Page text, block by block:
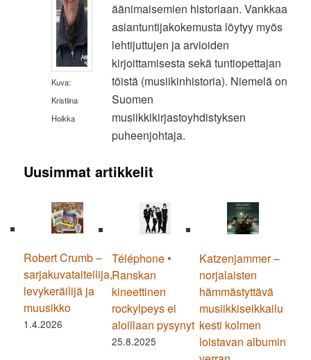
Kuva:
Kristiina
Hoikka
äänimaisemien historiaan. Vankkaa
asiantuntijakokemusta löytyy myös
lehtijuttujen ja arvioiden
kirjoittamisesta sekä tuntiopettajan
töistä (musiikinhistoria). Niemelä on
Suomen
musiikkikirjastoyhdistyksen
puheenjohtaja.
Uusimmat artikkelit
Robert Crumb –
sarjakuvataiteilija,
levykeräilijä ja
muusikko
1.4.2026
Téléphone •
Ranskan
kineettinen
rockylpeys ei
aloillaan pysynyt
25.8.2025
Katzenjammer –
norjalaisten
hämmästyttävä
musiikkiseikkailu
kesti kolmen
loistavan albumin